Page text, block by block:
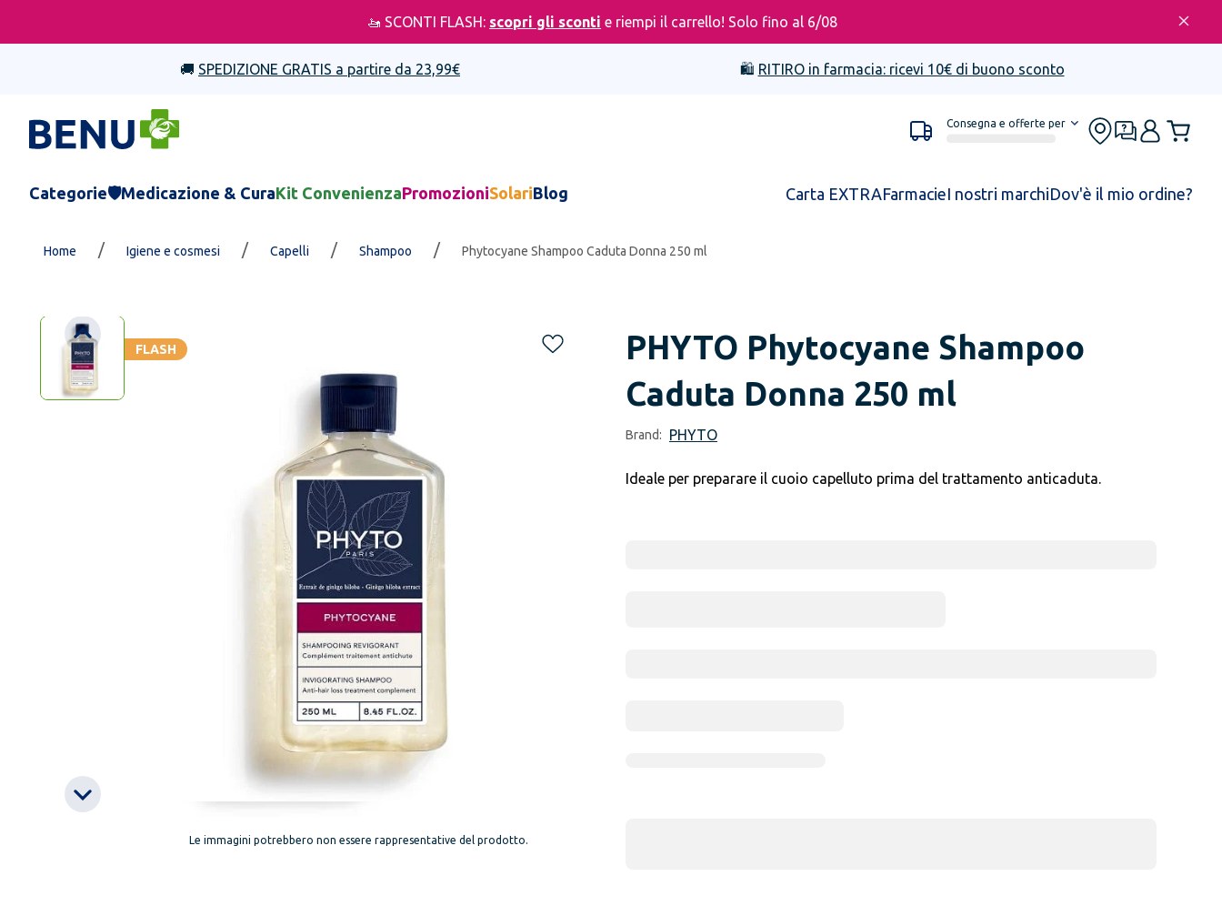
🚤 SCONTI FLASH: scopri gli sconti e riempi il carrello! Solo fino al 6/08
🚚 SPEDIZIONE GRATIS a partire da 23,99€ 🛍️ RITIRO in farmacia: ricevi 10€ di buono sconto
Consegna e offerte per
Categorie🛡️Medicazione & CuraKit ConvenienzaPromozioniSolariBlog Carta EXTRAFarmacieI nostri marchiDov'è il mio ordine?
Home / Igiene e cosmesi / Capelli / Shampoo / Phytocyane Shampoo Caduta Donna 250 ml
FLASH
Le immagini potrebbero non essere rappresentative del prodotto.
PHYTO Phytocyane Shampoo
Caduta Donna 250 ml
Brand: PHYTO
Ideale per preparare il cuoio capelluto prima del trattamento anticaduta.